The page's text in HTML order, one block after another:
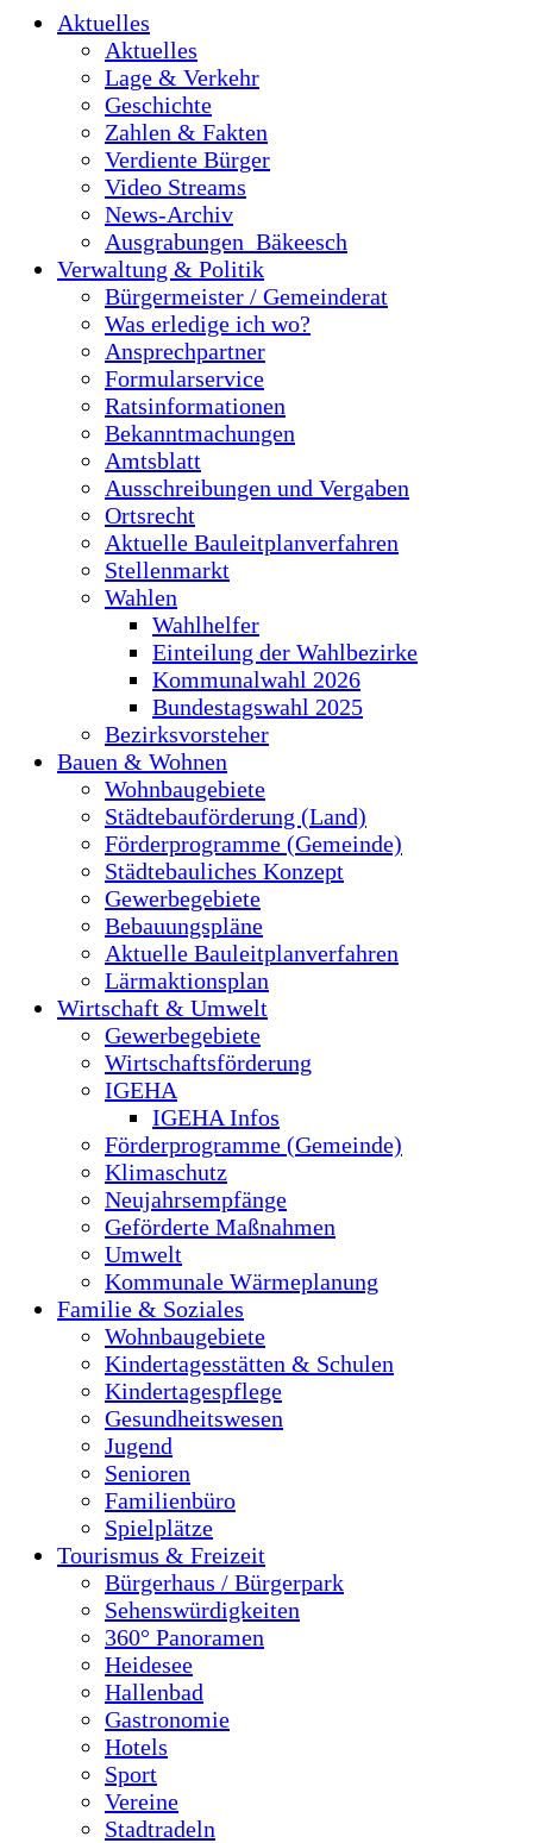
Aktuelles
Aktuelles
Lage & Verkehr
Geschichte
Zahlen & Fakten
Verdiente Bürger
Video Streams
News-Archiv
Ausgrabungen_Bäkeesch
Verwaltung & Politik
Bürgermeister / Gemeinderat
Was erledige ich wo?
Ansprechpartner
Formularservice
Ratsinformationen
Bekanntmachungen
Amtsblatt
Ausschreibungen und Vergaben
Ortsrecht
Aktuelle Bauleitplanverfahren
Stellenmarkt
Wahlen
Wahlhelfer
Einteilung der Wahlbezirke
Kommunalwahl 2026
Bundestagswahl 2025
Bezirksvorsteher
Bauen & Wohnen
Wohnbaugebiete
Städtebauförderung (Land)
Förderprogramme (Gemeinde)
Städtebauliches Konzept
Gewerbegebiete
Bebauungspläne
Aktuelle Bauleitplanverfahren
Lärmaktionsplan
Wirtschaft & Umwelt
Gewerbegebiete
Wirtschaftsförderung
IGEHA
IGEHA Infos
Förderprogramme (Gemeinde)
Klimaschutz
Neujahrsempfänge
Geförderte Maßnahmen
Umwelt
Kommunale Wärmeplanung
Familie & Soziales
Wohnbaugebiete
Kindertagesstätten & Schulen
Kindertagespflege
Gesundheitswesen
Jugend
Senioren
Familienbüro
Spielplätze
Tourismus & Freizeit
Bürgerhaus / Bürgerpark
Sehenswürdigkeiten
360° Panoramen
Heidesee
Hallenbad
Gastronomie
Hotels
Sport
Vereine
Stadtradeln